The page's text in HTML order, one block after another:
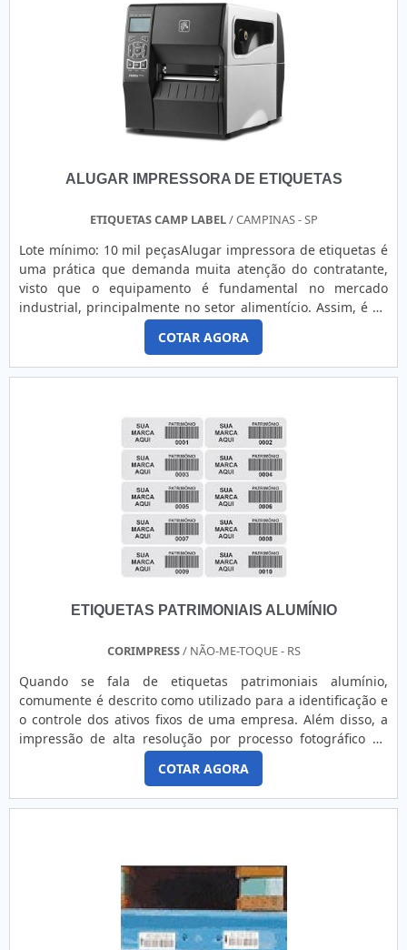
assim, o cliente pode garantir uma nova forma de
estabelecer comunicação com o público, tal como aplicar
customização, personalização e distinção de identidade
visual ao produto ou serviço. Além disso, o adesivo oferece
uma série de aplicações, sendo muito utilizado para:Placas
de sinalização;Comunicação visual;Aplicação em
veículos;Painéis rodoviários e fachadas; Impressão
serigráfica;Etc.A Corimpress dispões de um espaço físico de
fornecendo adesivos industriais, resinados, painéis de
alumínio, adesivos de segurança, envelopamento,
atendem, também, as necessidades de personalização de
ambientes corporativos nos segmentos comercial,
gastronômico, hospitalar, de serviços e eventos.o melhor
Adesivo refletivo para máquinas agrícolasCom know-how
adquirido em mais de 30 anos de experiência, investindo
em produtos e serviços que atendem as expectativas dos
clientes, atuando com fornecedores que prezam pela
excelente qualidade de seus produtos, pela tecnologia de
última geração empregada e pela agilidade e confiabilidade
assegurada pelos seus processos produtivos. Solicite já um
ALUGAR IMPRESSORA DE ETIQUETAS
ETIQUETAS CAMP LABEL/ CAMPINAS - SP
Lote mínimo: 10 mil peçasAlugar impressora de etiquetas é
uma prática que demanda muita atenção do contratante,
visto que o equipamento é fundamental no mercado
industrial, principalmente no setor alimentício. Assim, é de
vital importância identificar ótimas prestadoras, capazes de
assegurar: Reposição de suprimentos; Redução dos gastos
com impressões; Redução de gastos com manutenções;
SOBRE A CONTRATAÇÃOOptar por alugar um equipamento
para realizar a impressão de etiquetas é contar com um
serviço que assegura alta qualidade e economia, fatores
essenciais no dia a dia de todas as empresas. Isso porque
as etiquetas estão presentes em variados setores da
indústria e do comércio. De um modo geral, os itens servem
para identificar produtos e transmitir informações sobre
eles, tais como códigos de barras, lotes, validades, preços,
dentre outros. Por isso, é comum que a locação também
processos como a separação e encaminhamento da
solicitar o aluguel da impressora de etiquetas para tornar
as melhores empresas, é ideal também saber se ela conta
com uma equipe de colaboradores com capacitação técnica
e pronta disponibilidade para a resolução de
problemas.EMPRESA PARA ALUGAR IMPRESSORA DE
ETIQUETASCom sede na cidade de Campinas, em São Paulo,
a Etiquetas Camp Label está há mais de 15 anos no
mercado. A empresa presta serviços de comercialização de
telefone, e saiba mais!
COTAR AGORA
ETIQUETAS PATRIMONIAIS ALUMÍNIO
CORIMPRESS/ NÃO-ME-TOQUE - RS
Quando se fala de etiquetas patrimoniais alumínio,
comumente é descrito como utilizado para a identificação e
o controle dos ativos fixos de uma empresa. Além disso, a
impressão de alta resolução por processo fotográfico no
alumínio anodizado e tratamento especial sobre a
superfície para evitar a reflexão aleatória do laser dos
coletores e garantir 100% de leitura do código. MAIS
sequencial de 1 a “n”, tanto numérica quanto em códigos de
barras, que pode ser utilizado com a finalidade de auxiliar o
controle dos ativos fixos e físicos de uma empresa, função
de grande importância para diversos segmentos da
COTAR AGORA